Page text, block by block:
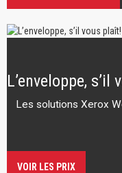
L’enveloppe, s’il
Les solutions Xerox
VOIR LES PRIX